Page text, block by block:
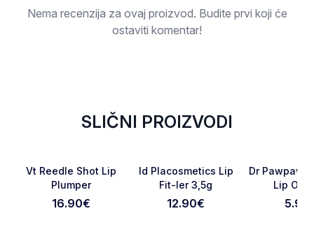
Otkaži pregled Pošaljite pregled
Nema recenzija za ovaj proizvod. Budite prvi koji će
ostaviti komentar!
SLIČNI PROIZVODI
Favorite
Vt Reedle Shot Lip
Plumper
16.90€
Favorite
Id Placosmetics Lip
Fit-ler 3,5g
12.90€
Dr Pawpaw
Lip Oil
5.90